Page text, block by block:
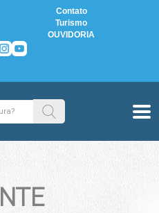
Contato
Turismo
OUVIDORIA